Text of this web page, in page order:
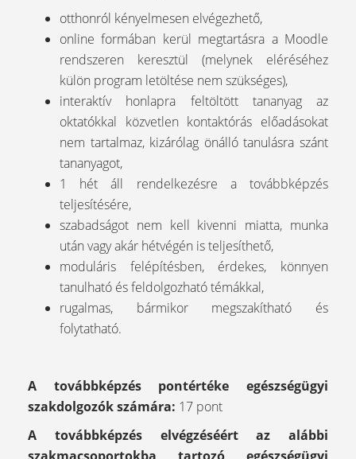
otthonról kényelmesen elvégezhető,
online formában kerül megtartásra a Moodle
rendszeren keresztül (melynek eléréséhez
külön program letöltése nem szükséges),
interaktív honlapra feltöltött tananyag az
oktatókkal közvetlen kontaktórás előadásokat
nem tartalmaz, kizárólag önálló tanulásra szánt
tananyagot,
1 hét áll rendelkezésre a továbbképzés
teljesítésére,
szabadságot nem kell kivenni miatta, munka
után vagy akár hétvégén is teljesíthető,
moduláris felépítésben, érdekes, könnyen
tanulható és feldolgozható témákkal,
rugalmas, bármikor megszakítható és
folytatható.
A továbbképzés pontértéke egészségügyi
szakdolgozók számára: 17 pont
A továbbképzés elvégzéséért az alábbi